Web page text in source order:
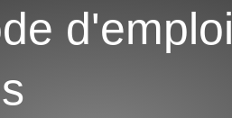
d'emploi